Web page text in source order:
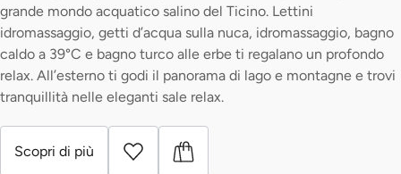
grande mondo acquatico salino del Ticino. Lettini
idromassaggio, getti d’acqua sulla nuca, idromassaggio, bagno
caldo a 39°C e bagno turco alle erbe ti regalano un profondo
relax. All’esterno ti godi il panorama di lago e montagne e trovi
tranquillità nelle eleganti sale relax.
Scopri di più